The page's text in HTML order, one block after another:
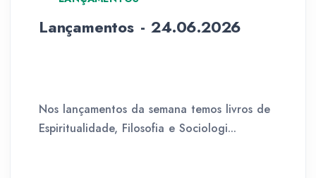
Lançamentos - 24.06.2026
Nos lançamentos da semana temos livros de
Espiritualidade, Filosofia e Sociologi...